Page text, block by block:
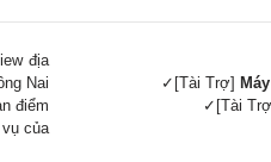
địa
Nai
điểm
của
✓[Tài Trợ]
✓[Tài